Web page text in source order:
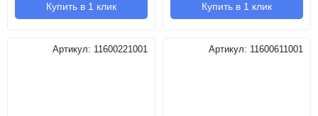
Купить в 1 клик Купить в 1 клик
Артикул: 11600221001 Артикул: 11600611001